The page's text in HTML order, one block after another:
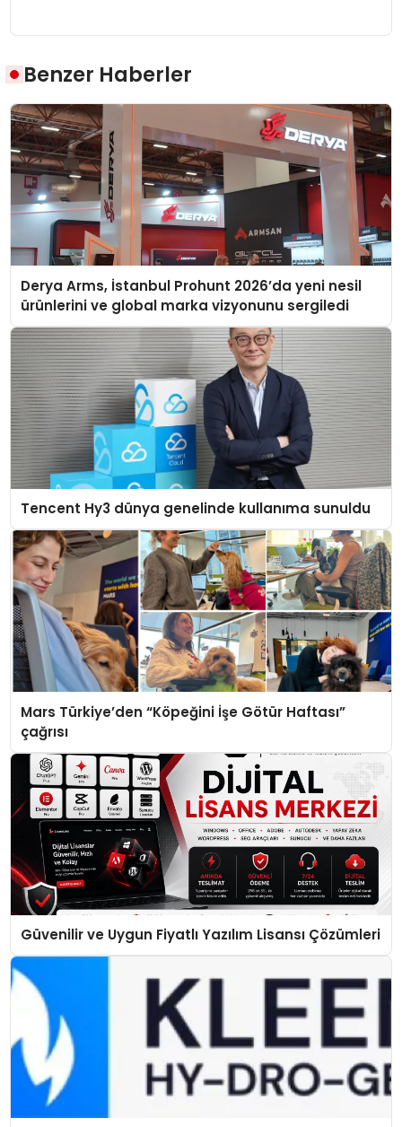
Benzer Haberler
Derya Arms, İstanbul Prohunt 2026’da yeni nesil
ürünlerini ve global marka vizyonunu sergiledi
Tencent Hy3 dünya genelinde kullanıma sunuldu
Mars Türkiye’den “Köpeğini İşe Götür Haftası”
çağrısı
Güvenilir ve Uygun Fiyatlı Yazılım Lisansı Çözümleri